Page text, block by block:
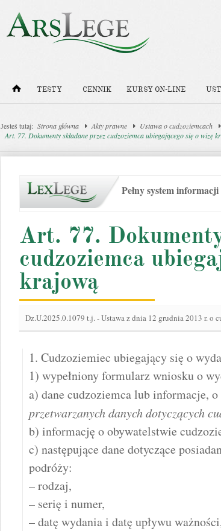
TESTY CENNIK KURSY ON-LINE
Jesteś tutaj: Strona główna Akty prawne Ustawa o cudzoziemcach
Art. 77. Dokumenty składane przez cudzoziemca ubiegającego się o wizę
Pełny system
Art. 77.
cudzoziemca
krajową
Dz.U.2025.0.1079 t.j.-Ustawa z dnia 12 grudnia 2013 r. o
1. Cudzoziemiec ubiegający się o
1) wypełniony formularz wniosku o
a) dane cudzoziemca lub informacje,
przetwarzanych danych dotyczących
b) informację o obywatelstwie
c) następujące dane dotyczące
podróży:
– rodzaj,
– serię i numer,
– datę wydania i datę upływu